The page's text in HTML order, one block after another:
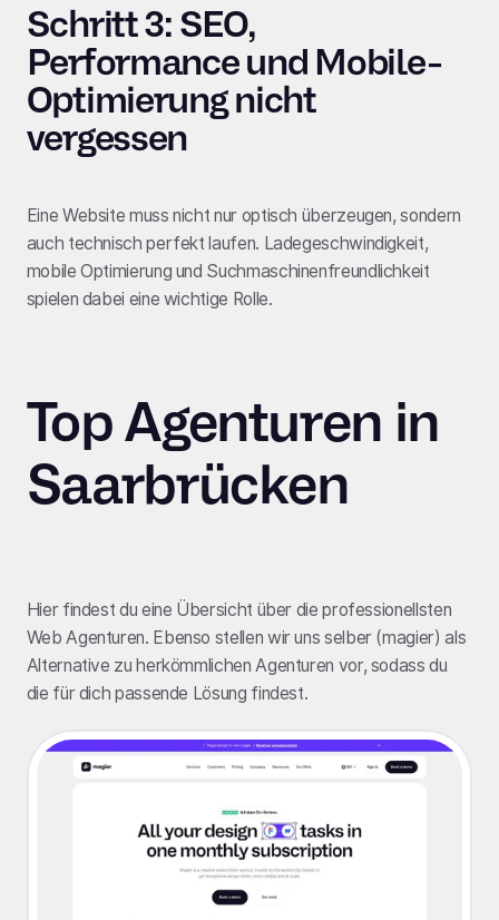
Schritt 3: SEO,
Performance und Mobile-
Optimierung nicht
vergessen
Eine Website muss nicht nur optisch überzeugen, sondern
auch technisch perfekt laufen. Ladegeschwindigkeit,
mobile Optimierung und Suchmaschinenfreundlichkeit
spielen dabei eine wichtige Rolle.
Top Agenturen in
Saarbrücken
Hier findest du eine Übersicht über die professionellsten
Web Agenturen. Ebenso stellen wir uns selber (magier) als
Alternative zu herkömmlichen Agenturen vor, sodass du
die für dich passende Lösung findest.